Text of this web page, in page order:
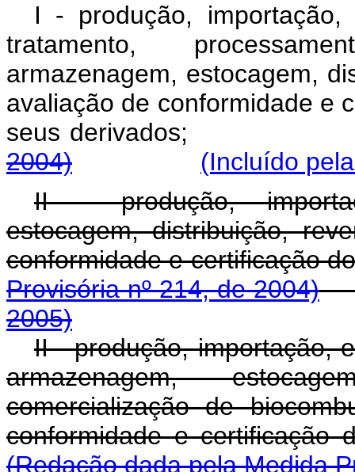
I - produção, importação,
tratamento,
armazenagem, estocagem,
avaliação de conformidade e
seus derivados;
2004)
(Incluído
II - produção,
estocagem, distribuição,
conformidade e
Provisória nº 214, de 2004)
2005)
II - produção, importação,
armazenagem,
comercialização de
conformidade e
(Redação dada pela Medida